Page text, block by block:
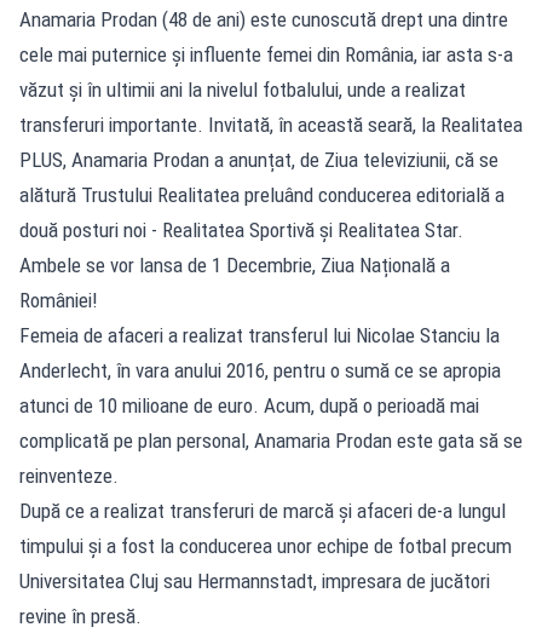
Anamaria Prodan (48 de ani) este cunoscută drept una dintre
cele mai puternice şi influente femei din România, iar asta s-a
văzut şi în ultimii ani la nivelul fotbalului, unde a realizat
transferuri importante. Invitată, în această seară, la Realitatea
PLUS, Anamaria Prodan a anunțat, de Ziua televiziunii, că se
alătură Trustului Realitatea preluând conducerea editorială a
două posturi noi - Realitatea Sportivă și Realitatea Star.
Ambele se vor lansa de 1 Decembrie, Ziua Națională a
României!
Femeia de afaceri a realizat transferul lui Nicolae Stanciu la
Anderlecht, în vara anului 2016, pentru o sumă ce se apropia
atunci de 10 milioane de euro. Acum, după o perioadă mai
complicată pe plan personal, Anamaria Prodan este gata să se
reinventeze.
După ce a realizat transferuri de marcă şi afaceri de-a lungul
timpului şi a fost la conducerea unor echipe de fotbal precum
Universitatea Cluj sau Hermannstadt, impresara de jucători
revine în presă.